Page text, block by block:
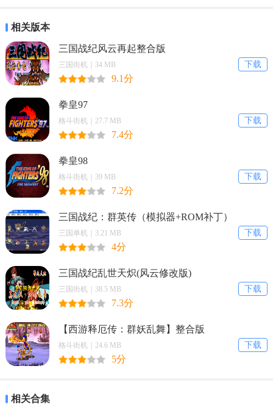
2. 一键分享海报：支持一键生成结果海报分享，增添社交互动的趣
味。
3. 题库持续更新：涵盖多种题材题目，持续提供多样心理探索玩法。
4. 明确风险提示：标注结果仅娱乐，助用户理性区分测试与专业评
估。
相关版本
三国战纪风云再起整合版
下载
三国街机｜34 MB
9.1分
拳皇97
下载
格斗街机｜27.7 MB
7.4分
拳皇98
下载
格斗街机｜39 MB
7.2分
三国战纪：群英传（模拟器+ROM补丁）
下载
三国单机｜3.21 MB
4分
三国战纪乱世天炽(风云修改版)
下载
三国街机｜38.5 MB
7.3分
【西游释厄传：群妖乱舞】整合版
下载
格斗街机｜24.6 MB
5分
相关合集